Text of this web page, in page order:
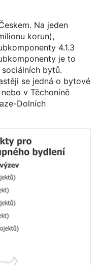
Na jeden
korun),
4.1.3
je to
bytů.
se jedná o bytové
v Těchoníně
Dolních